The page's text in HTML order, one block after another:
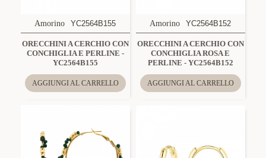
Amorino YC2564B155
ORECCHINI A CERCHIO CON
CONCHIGLIA E PERLINE -
YC2564B155
AGGIUNGI AL CARRELLO
Amorino YC2564B152
ORECCHINI A CERCHIO CON
CONCHIGLIA ROSA E
PERLINE - YC2564B152
AGGIUNGI AL CARRELLO